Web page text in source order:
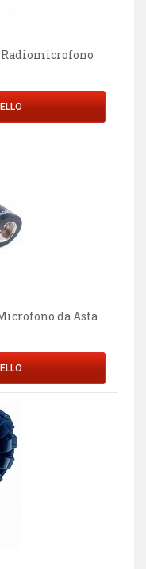
Radiomicrofono
da Asta